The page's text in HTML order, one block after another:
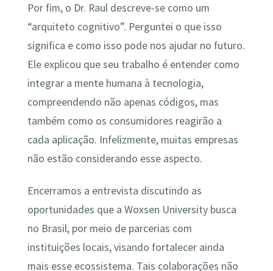
Por fim, o Dr. Raul descreve-se como um
“arquiteto cognitivo”. Perguntei o que isso
significa e como isso pode nos ajudar no futuro.
Ele explicou que seu trabalho é entender como
integrar a mente humana à tecnologia,
compreendendo não apenas códigos, mas
também como os consumidores reagirão a
cada aplicação. Infelizmente, muitas empresas
não estão considerando esse aspecto.
Encerramos a entrevista discutindo as
oportunidades que a Woxsen University busca
no Brasil, por meio de parcerias com
instituições locais, visando fortalecer ainda
mais esse ecossistema. Tais colaborações não